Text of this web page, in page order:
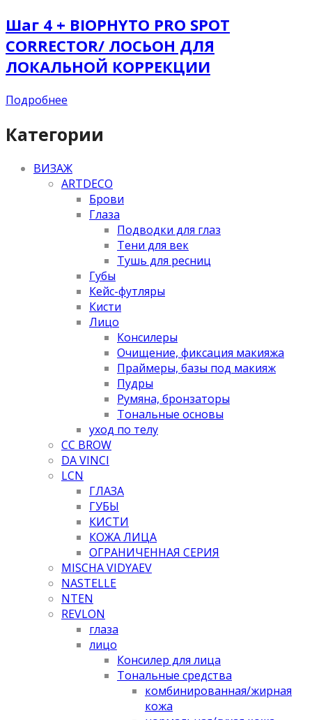
Шаг 4 + BIOPHYTO PRO SPOT
CORRECTOR/ ЛОСЬОН ДЛЯ
ЛОКАЛЬНОЙ КОРРЕКЦИИ
Подробнее
Категории
ВИЗАЖ
ARTDECO
Брови
Глаза
Подводки для глаз
Тени для век
Тушь для ресниц
Губы
Кейс-футляры
Кисти
Лицо
Консилеры
Очищение, фиксация макияжа
Праймеры, базы под макияж
Пудры
Румяна, бронзаторы
Тональные основы
уход по телу
CC BROW
DA VINCI
LCN
ГЛАЗА
ГУБЫ
КИСТИ
КОЖА ЛИЦА
ОГРАНИЧЕННАЯ СЕРИЯ
MISCHA VIDYAEV
NASTELLE
NTEN
REVLON
глаза
лицо
Консилер для лица
Тональные средства
комбинированная/жирная
кожа